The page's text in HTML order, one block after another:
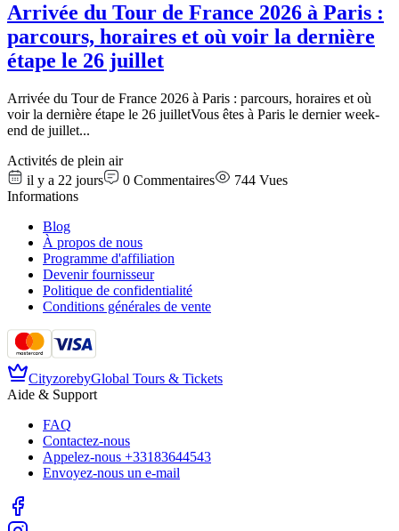
Arrivée du Tour de France 2026 à Paris :
parcours, horaires et où voir la dernière
étape le 26 juillet
Arrivée du Tour de France 2026 à Paris : parcours, horaires et où
voir la dernière étape le 26 juilletVous êtes à Paris le dernier week-
end de juillet...
Activités de plein air
il y a 22 jours
0 Commentaires 744 Vues
Informations
Blog
À propos de nous
Programme d'affiliation
Devenir fournisseur
Politique de confidentialité
Conditions générales de vente
CityzorebyGlobal Tours & Tickets
Aide & Support
FAQ
Contactez-nous
Appelez-nous +33183644543
Envoyez-nous un e-mail